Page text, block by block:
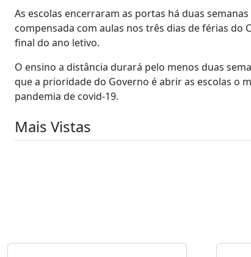
As escolas encerraram as portas há duas
compensada com aulas nos três dias de férias do
final do ano letivo.
O ensino a distância durará pelo menos duas
que a prioridade do Governo é abrir as escolas o
pandemia de covid-19.
Mais Vistas